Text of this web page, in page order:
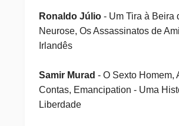
Ronaldo Júlio- Um Tira à Beira
Neurose, Os Assassinatos de
Irlandês
Samir Murad - O Sexto Homem,
Contas, Emancipation - Uma
Liberdade